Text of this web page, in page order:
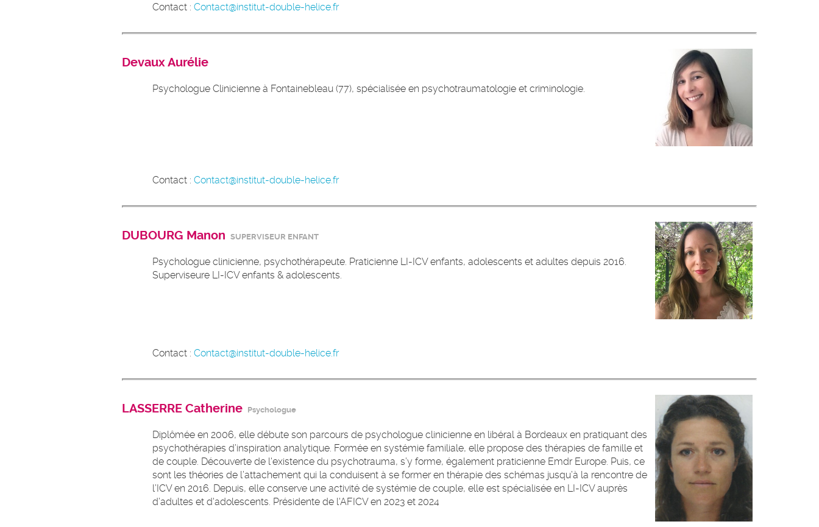
Contact : Contact@institut-double-helice.fr
Devaux Aurélie
Psychologue Clinicienne à Fontainebleau (77), spécialisée en psychotraumatologie et criminologie.
Contact : Contact@institut-double-helice.fr
DUBOURG Manon SUPERVISEUR ENFANT
Psychologue clinicienne, psychothérapeute. Praticienne LI-ICV enfants, adolescents et adultes depuis 2016.
Superviseure LI-ICV enfants & adolescents.
Contact : Contact@institut-double-helice.fr
LASSERRE Catherine Psychologue
Diplômée en 2006, elle débute son parcours de psychologue clinicienne en libéral à Bordeaux en pratiquant des
psychothérapies d’inspiration analytique. Formée en systémie familiale, elle propose des thérapies de famille et
de couple. Découverte de l'existence du psychotrauma, s’y forme, également praticienne Emdr Europe. Puis, ce
sont les théories de l’attachement qui la conduisent à se former en thérapie des schémas jusqu’à la rencontre de
l’ICV en 2016. Depuis, elle conserve une activité de systémie de couple, elle est spécialisée en LI-ICV auprès
d’adultes et d'adolescents. Présidente de l'AFICV en 2023 et 2024